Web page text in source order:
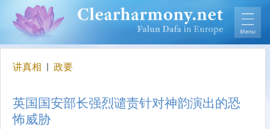
讲真相 | 政要
英国国安部长强烈谴责针对神韵演出的恐
怖威胁